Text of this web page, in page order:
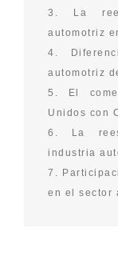
3. La
automotriz
4.
automotriz
5. El
Unidos con
6. La
industria
7.
en el sector